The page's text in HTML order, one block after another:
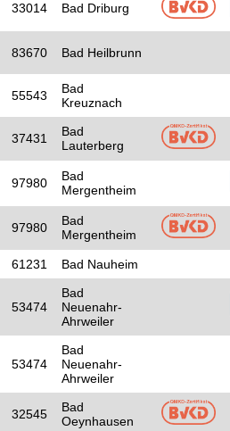
33014 Bad Driburg
83670 Bad Heilbrunn
55543
Bad
Kreuznach
37431
Bad
Lauterberg
97980
Bad
Mergentheim
97980
Bad
Mergentheim
61231 Bad Nauheim
53474
Bad
Neuenahr-
Ahrweiler
53474
Bad
Neuenahr-
Ahrweiler
32545
Bad
Oeynhausen